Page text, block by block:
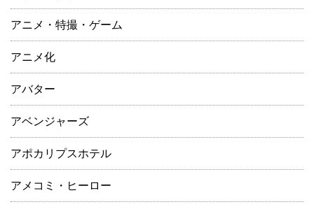
アニメ・特撮・ゲーム
アニメ化
アバター
アベンジャーズ
アポカリプスホテル
アメコミ・ヒーロー